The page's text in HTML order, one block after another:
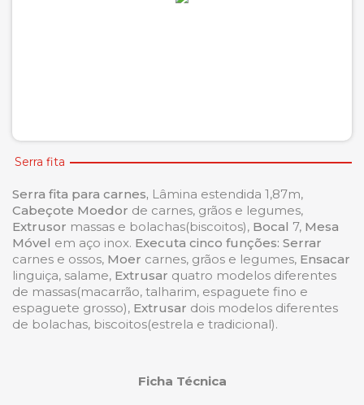
Serra fita
Serra fita para carnes, Lâmina estendida 1,87m,
Cabeçote Moedor de carnes, grãos e legumes,
Extrusor massas e bolachas(biscoitos), Bocal 7, Mesa
Móvel em aço inox. Executa cinco funções: Serrar
carnes e ossos, Moer carnes, grãos e legumes, Ensacar
linguiça, salame, Extrusar quatro modelos diferentes
de massas(macarrão, talharim, espaguete fino e
espaguete grosso), Extrusar dois modelos diferentes
de bolachas, biscoitos(estrela e tradicional).
Ficha Técnica